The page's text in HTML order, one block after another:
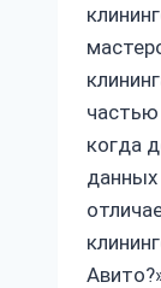
когда
данных